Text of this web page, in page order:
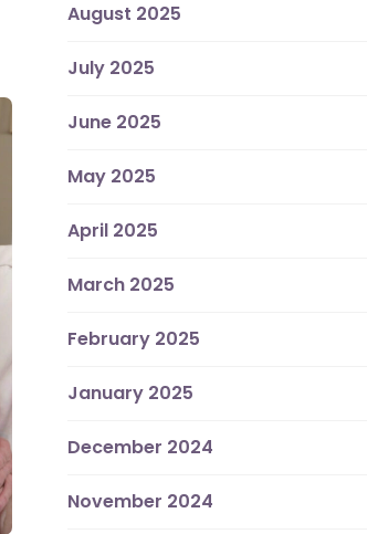
August 2025
July 2025
June 2025
May 2025
April 2025
March 2025
February 2025
January 2025
December 2024
November 2024